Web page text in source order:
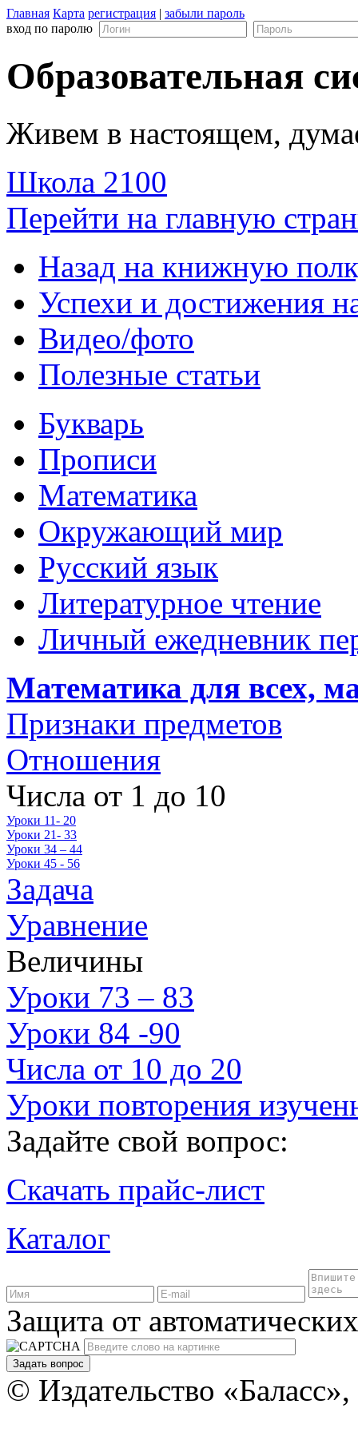
Главная Карта регистрация | забыли пароль
вход по паролю
Образовательная
Живем в настоящем,
Школа 2100
Перейти на главную
Назад на книжную
Успехи и достижения
Видео/фото
Полезные статьи
Букварь
Прописи
Математика
Окружающий мир
Русский язык
Литературное чтение
Личный ежедневник
Математика для всех,
Признаки предметов
Отношения
Числа от 1 до 10
Уроки 11- 20
Уроки 21- 33
Уроки 34 – 44
Уроки 45 - 56
Задача
Уравнение
Величины
Уроки 73 – 83
Уроки 84 -90
Числа от 10 до 20
Уроки повторения
Задайте свой вопрос:
Скачать прайс-лист
Каталог
Защита от
Задать вопрос
© Издательство